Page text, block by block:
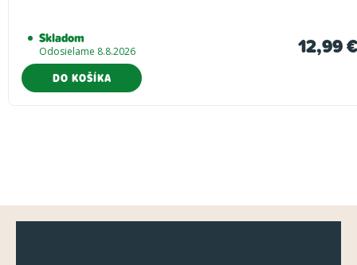
Skladom
Odosielame 8.8.2026 12,99
DO KOŠÍKA